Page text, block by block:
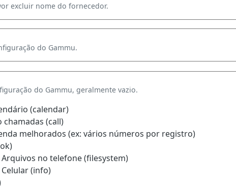
excluir nome do fornecedor.
do Gammu.
do Gammu, geralmente vazio.
(calendar)
chamadas (call)
melhorados (ex: vários números por registro)
no telefone (filesystem)
(info)